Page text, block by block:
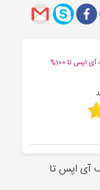
همه کد تخفیف های بیشترین کد تخفیف آی اپس تا 100%
آی اپس تا